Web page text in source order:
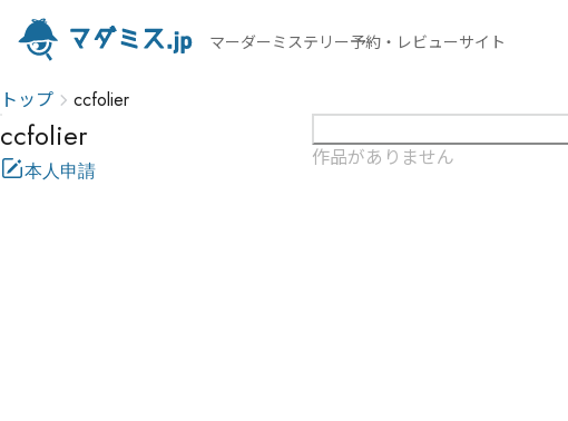
マーダーミステリー予約・レビューサイト
トップ ccfolier
ccfolier
本人申請
作品がありません